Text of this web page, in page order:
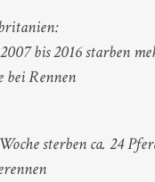
bis 2016 starben
bei Rennen
sterben ca. 24